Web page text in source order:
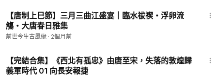
【唐制上巳節】三月三曲江盛宴｜臨水祓禊・浮卵流
觴・大唐春日雅集
前世今生古風緣 · 2個月前
【完結合集】《西北有孤忠》由唐至宋，失落的敦煌歸
義軍時代 01 向長安報捷